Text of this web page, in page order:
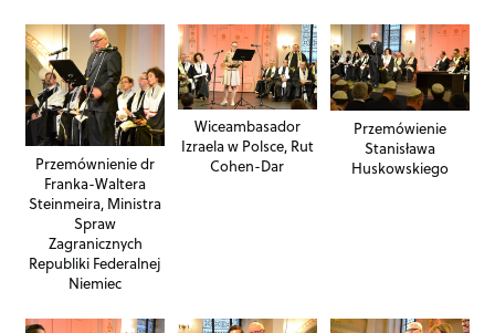
Przemównienie dr
Franka-Waltera
Steinmeira, Ministra
Spraw
Zagranicznych
Republiki Federalnej
Niemiec
Wiceambasador
Izraela w Polsce, Rut
Cohen-Dar
Przemówienie
Stanisława
Huskowskiego